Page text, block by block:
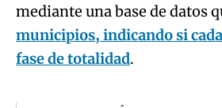
mediante una base de datos
municipios, indicando si
fase de totalidad.